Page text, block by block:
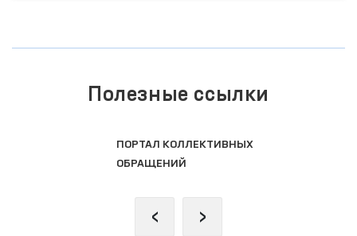
Полезные ссылки
‹ ›